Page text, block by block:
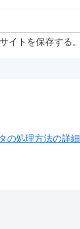
イトを保存する。
の処理方法の詳細